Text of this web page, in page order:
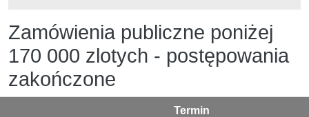
Zamówienia publiczne poniżej
170 000 zlotych - postępowania
zakończone
Termin